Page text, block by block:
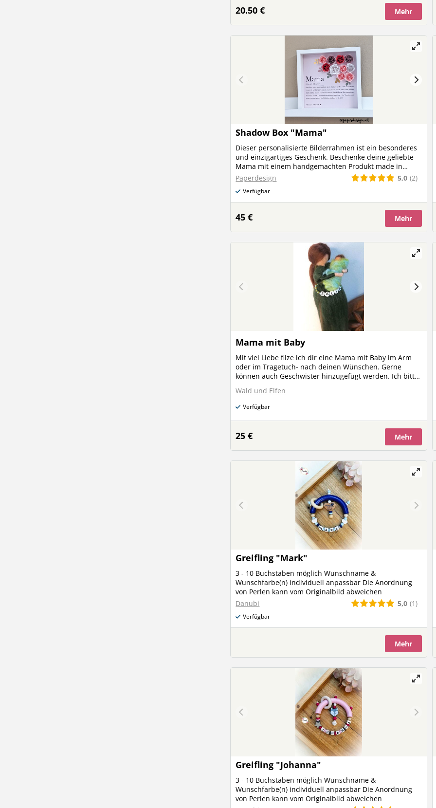
würdest du auf dein Häuschen schreiben?
20.50 € Mehr
Shadow Box "Mama"
Dieser personalisierte Bilderrahmen ist ein besonderes
und einzigartiges Geschenk. Beschenke deine geliebte
Mama mit einem handgemachten Produkt made in
Austria! Bitte wähle zwischen 3 Textvarianten aus! Falls
du Einzelkind bist, dann teile mir das bitte in der
Bestellkommentaren mit, damit ich den Text anpassen
kann (bei Variante 1 und 2)! Wenn du aus den aktuellen
Gründen deine Mama nicht sehen kannst, teile mir das
in den Bestellkommentaren mit, ich kann in deinem
Namen die Box an deine Mama versenden! Maße außen
27cmx27cm.
Paperdesign 5,0 (2)
Verfügbar
45 € Mehr
Mama mit Baby
Mit viel Liebe filze ich dir eine Mama mit Baby im Arm
oder im Tragetuch- nach deinen Wünschen. Gerne
können auch Geschwister hinzugefügt werden. Ich bitte
Bild um sie so zu individualisieren und um das
Geschlecht des Babys und evtl kleine Details wie die
Haarfarbe. Gerne auch mit Namen personaliesierbar.
Die Mama ist ca 20-25cm groß und kommt mit einem
Nylonfaden zum aufhängen. Preis AB 25€
Wald und Elfen
Verfügbar
25 € Mehr
Greifling "Mark"
3 - 10 Buchstaben möglich Wunschname &
Wunschfarbe(n) individuell anpassbar Die Anordnung
von Perlen kann vom Originalbild abweichen
Danubi
5,0 (1)
Verfügbar
Mehr
Greifling "Johanna"
3 - 10 Buchstaben möglich Wunschname &
Wunschfarbe(n) individuell anpassbar Die Anordnung
von Perlen kann vom Originalbild abweichen